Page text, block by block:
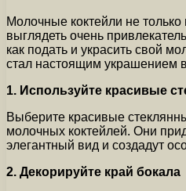
Молочные коктейли не только
выглядеть очень
как подать и украсить свой
стал настоящим украшением
1. Используйте красивые
Выберите красивые
молочных коктейлей. Они
элегантный вид и создадут
2. Декорируйте край бокала